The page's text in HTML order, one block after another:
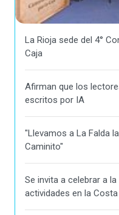
La Rioja sede del 4°
Caja
Afirman que los
escritos por IA
"Llevamos a La Falda
Caminito"
Se invita a celebrar a
actividades en la